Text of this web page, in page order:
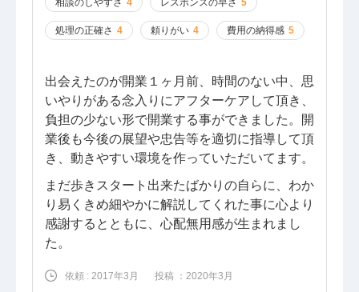
処理の正確さ 4 頼りがい 4 費用の納得感 5
出会えたのが開業１ヶ月前、時間のない中、思
いやりがある念入りにアフターケアして頂き、
負担の少ない形で開業する事ができました。開
業後も今後の展望や忠告等を適切に指導して頂
き、動きやすい環境を作っていただいてます。
まだ歩きスタート出来たばかりの自らに、わか
り易くきめ細やかに解説してくれた事に心より
感謝するとともに、心配無用感が生まれまし
た。
依頼 : 2017年3月 投稿 ：2020年3月